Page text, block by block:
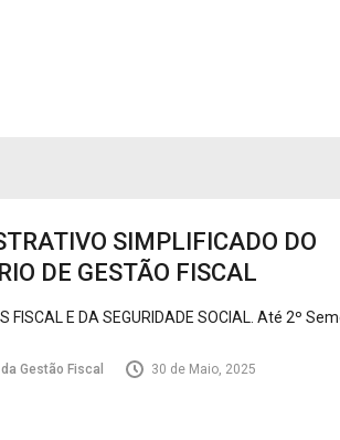
SIMPLIFICADO DO
DE GESTÃO FISCAL
FISCAL E DA SEGURIDADE SOCIAL. Até 2º
Gestão Fiscal 30 de Maio, 2025